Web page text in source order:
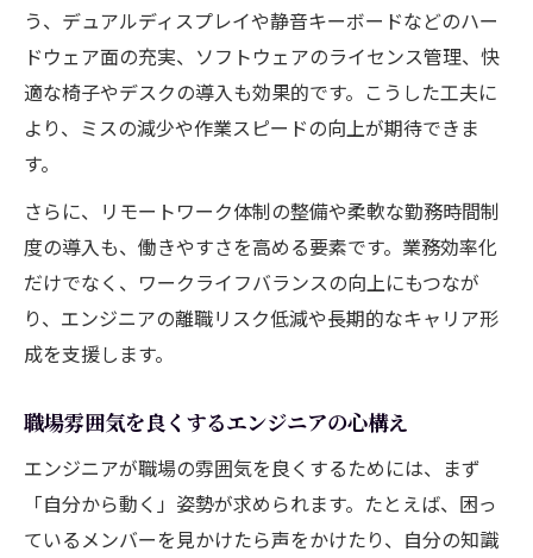
う、デュアルディスプレイや静音キーボードなどのハー
ドウェア面の充実、ソフトウェアのライセンス管理、快
適な椅子やデスクの導入も効果的です。こうした工夫に
より、ミスの減少や作業スピードの向上が期待できま
す。
さらに、リモートワーク体制の整備や柔軟な勤務時間制
度の導入も、働きやすさを高める要素です。業務効率化
だけでなく、ワークライフバランスの向上にもつなが
り、エンジニアの離職リスク低減や長期的なキャリア形
成を支援します。
職場雰囲気を良くするエンジニアの心構え
エンジニアが職場の雰囲気を良くするためには、まず
「自分から動く」姿勢が求められます。たとえば、困っ
ているメンバーを見かけたら声をかけたり、自分の知識